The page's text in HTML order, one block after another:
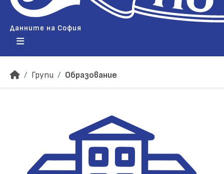
Данните на София
Групи Образование